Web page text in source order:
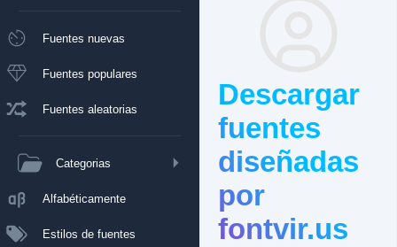
Fuentes nuevas
Fuentes populares
Fuentes aleatorias
Categorias
Alfabéticamente
Estilos de fuentes
Descargar
fuentes
diseñadas
por
fontvir.us